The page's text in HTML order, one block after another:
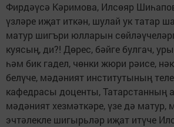
Фирдәүсә Кәримова, Илсөяр
үзләре иҗат иткән, шулай ук татар
матур шигъри юлларын
куясың, ди?! Дөрес, бәйге булгач,
һәм бик гадел, чөнки жюри рәисе,
белүче, мәдәният институтының
кафедрасы доценты, Татарстанның
мәдәният хезмәткәре, үзе дә матур,
эчтәлекле шигырьләр иҗат итүче